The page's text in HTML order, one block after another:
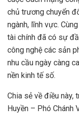
chủ trương chuyển
ngành, lĩnh vực.
tài chính đã có sự
công nghệ các sản
nhu cầu ngày càng
nền kinh tế số.
Chia sẻ về điều này,
Huyền – Phó Chánh